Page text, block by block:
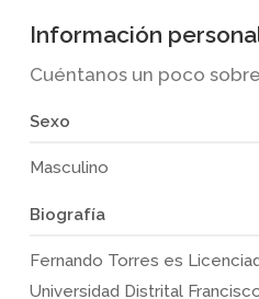
Información
Cuéntanos un poco
Sexo
Masculino
Biografía
Fernando Torres es
Universidad Distrital